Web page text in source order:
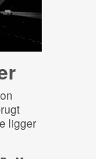
ligger